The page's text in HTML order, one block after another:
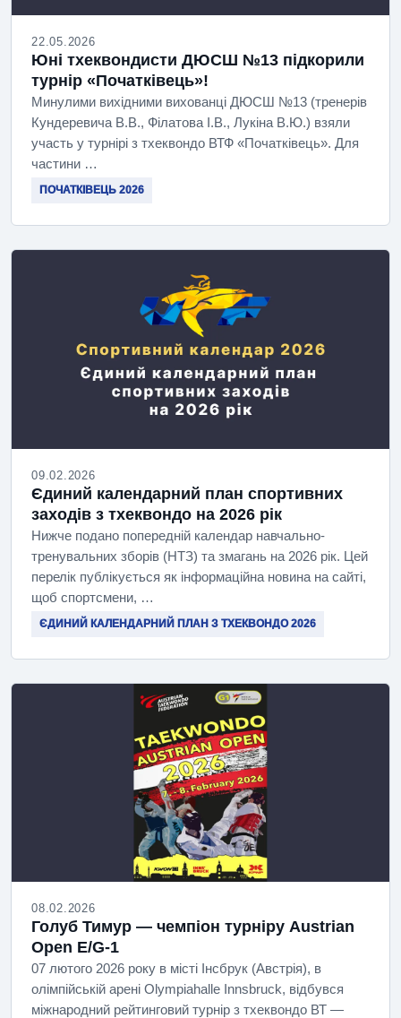
22.05.2026
Юні тхеквондисти ДЮСШ №13 підкорили
турнір «Початківець»!
Минулими вихідними вихованці ДЮСШ №13 (тренерів
Кундеревича В.В., Філатова І.В., Лукіна В.Ю.) взяли
участь у турнірі з тхеквондо ВТФ «Початківець». Для
частини …
ПОЧАТКІВЕЦЬ 2026
09.02.2026
Єдиний календарний план спортивних
заходів з тхеквондо на 2026 рік
Нижче подано попередній календар навчально-
тренувальних зборів (НТЗ) та змагань на 2026 рік. Цей
перелік публікується як інформаційна новина на сайті,
щоб спортсмени, …
ЄДИНИЙ КАЛЕНДАРНИЙ ПЛАН З ТХЕКВОНДО 2026
08.02.2026
Голуб Тимур — чемпіон турніру Austrian
Open E/G-1
07 лютого 2026 року в місті Інсбрук (Австрія), в
олімпійській арені Olympiahalle Innsbruck, відбувся
міжнародний рейтинговий турнір з тхеквондо ВТ —